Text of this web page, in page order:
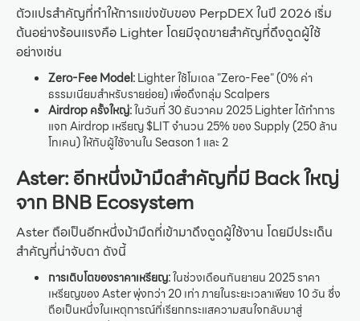
ตัวแปรสำคัญที่ทำให้การแข่งขับของ PerpDEX ในปี 2026 เริ่ม
ต้นอย่างร้อนแรงคือ Lighter โดยมีจุดขายสำคัญที่ดึงดูดผู้ใช้
อย่างเช่น
Zero-Fee Model:Lighter ใช้โมเดล "Zero-Fee" (0% ค่า
ธรรมเนียมสำหรับรายย่อย) เพื่อดึงกลุ่ม Scalpers
Airdrop ครั้งใหญ่:ในวันที่ 30 ธันวาคม 2025 Lighter ได้ทำการ
แจก Airdrop เหรียญ $LIT จำนวน 25% ของ Supply (250 ล้าน
โทเคน) ให้กับผู้ใช้งานใน Season 1 และ 2
Aster: อีกหนึ่งม้ามืดสำคัญที่มี Back ใหญ่
จาก BNB Ecosystem
Aster ถือเป็นอีกหนึ่งม้ามืดที่เข้ามาดึงดูดผู้ใช้งาน โดยมีประเด็น
สำคัญที่น่าจับตา ดังนี้
การเติบโตของราคาเหรียญ:ในช่วงเดือนกันยายน 2025 ราคา
เหรียญของ Aster พุ่งกว่า 20 เท่า ภายในระยะเวลาเพียง 10 วัน ซึ่ง
ถือเป็นหนึ่งในเหตุการณ์ที่เรียกกระแสความสนใจกลับมาสู่